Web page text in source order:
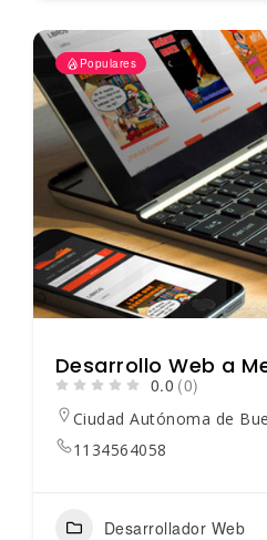
Populares
Desarrollo Web a
0.0 (0)
Ciudad Autónoma de
1134564058
Desarrollador Web